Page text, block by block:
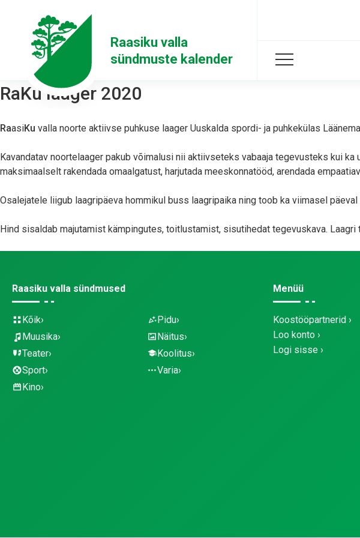
Raasiku valla
sündmuste kalender
RaKu laager 2020
RaasiKu valla noorte aktiivse puhkuse laager Uuskalda spordi- ja puhkekülas
Kavandatav noortelaager pakub võimalusi nii aktiivseteks vabaaja tegevusteks kui
maksimaalselt rakendada omaalgatust, harjutada meeskonnatööd, arendada
Osalejatele liigub laagripäeva hommikul buss laagripaika ning toob ka viimasel päeval
Hind sisaldab majutamist kämpingutes, toitlustamist, sisutihedat tegevuskava. Laagri
Raasiku valla sündmused
Kõik
Muusika
Teater
Sport
Kino
Pidu
Näitus
Koolitus
Varia
Menüü
Koostööpartnerid
Loo konto
Logi sisse